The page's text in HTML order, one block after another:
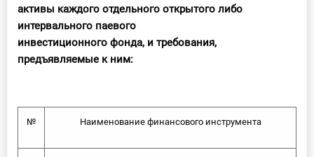
активы каждого отдельного открытого либо
интервального паевого
инвестиционного фонда, и требования,
предъявляемые к ним:
№ Наименование финансового инструмента